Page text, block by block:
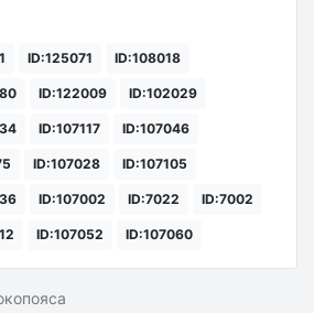
ID:125071 ID:108018
ID:122009 ID:102029
ID:107117 ID:107046
ID:107028 ID:107105
ID:107002 ID:7022 ID:7002
ID:107052 ID:107060